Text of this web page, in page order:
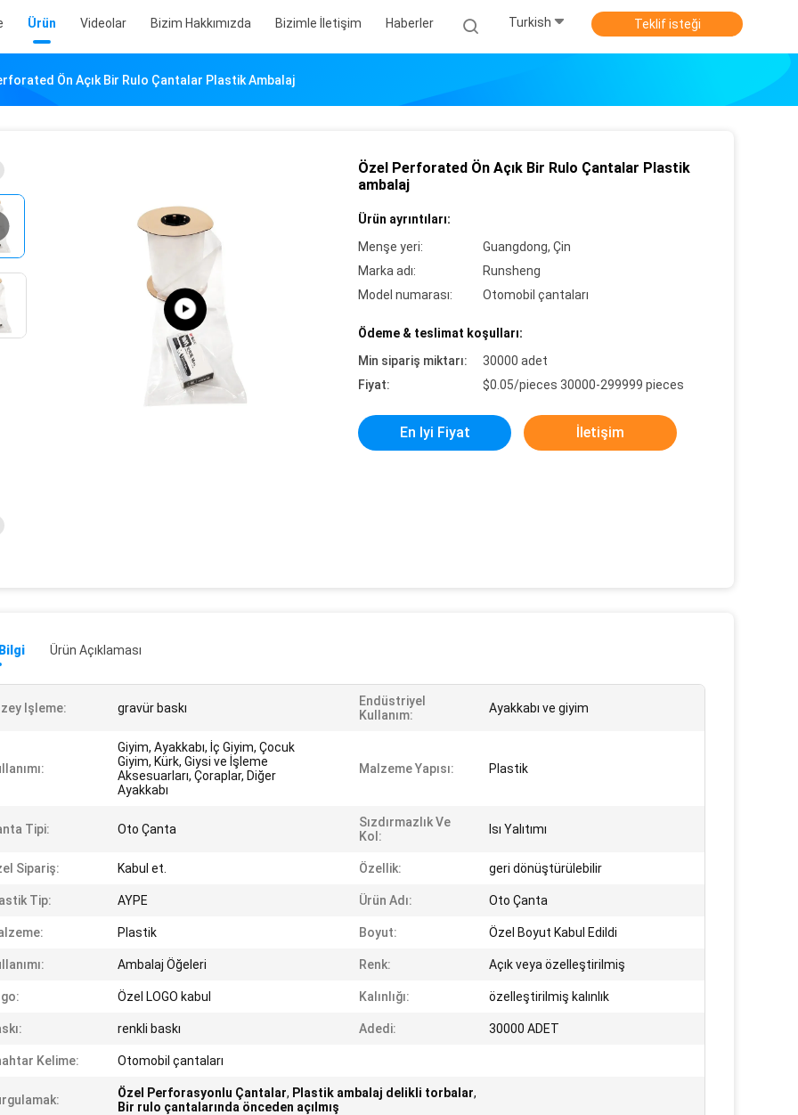
Ürün Videolar Bizim Hakkımızda Bizimle İletişim Haberler Turkish Teklif isteği
Ön Açık Bir Rulo Çantalar Plastik Ambalaj
Özel Perforated Ön Açık Bir Rulo Çantalar Plastik
ambalaj
Ürün ayrıntıları:
Menşe yeri:
Guangdong, Çin
Marka adı:
Runsheng
Model numarası:
Otomobil çantaları
Ödeme & teslimat koşulları:
Min sipariş miktarı:
30000 adet
Fiyat:
$0.05/pieces 30000-299999 pieces
En Iyi Fiyat İletişim
Ürün Açıklaması
Işleme: gravür baskı
Endüstriyel
Kullanım:
Ayakkabı ve giyim
Giyim, Ayakkabı, İç Giyim, Çocuk
Giyim, Kürk, Giysi ve İşleme
Aksesuarları, Çoraplar, Diğer
Ayakkabı
Malzeme Yapısı: Plastik
Tipi: Oto Çanta
Sızdırmazlık Ve
Kol:
Isı Yalıtımı
Sipariş: Kabul et. Özellik: geri dönüştürülebilir
Tip: AYPE Ürün Adı: Oto Çanta
Plastik Boyut: Özel Boyut Kabul Edildi
Ambalaj Öğeleri Renk: Açık veya özelleştirilmiş
Özel LOGO kabul Kalınlığı: özelleştirilmiş kalınlık
renkli baskı Adedi: 30000 ADET
Kelime: Otomobil çantaları
Özel Perforasyonlu Çantalar, Plastik ambalaj delikli torbalar,
Bir rulo çantalarında önceden açılmış